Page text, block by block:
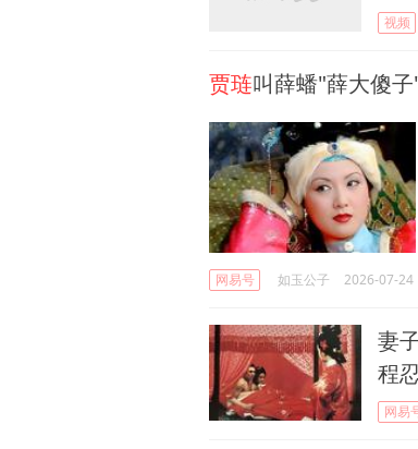
视频
贾琏叫薛蟠"薛大傻
网易号 如玉公子 2026-07-24
妻
程
网易